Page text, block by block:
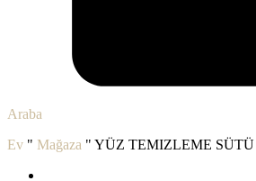
Araba
Ev " Mağaza " YÜZ TEMIZLEME SÜTÜ